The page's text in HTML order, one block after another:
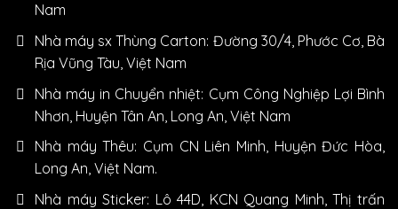
Nam
Nhà máy sx Thùng Carton: Đường 30/4, Phước Cơ, Bà
Rịa Vũng Tàu, Việt Nam
Nhà máy in Chuyển nhiệt: Cụm Công Nghiệp Lợi Bình
Nhơn, Huyện Tân An, Long An, Việt Nam
Nhà máy Thêu: Cụm CN Liên Minh, Huyện Đức Hòa,
Long An, Việt Nam.
Nhà máy Sticker: Lô 44D, KCN Quang Minh, Thị trấn